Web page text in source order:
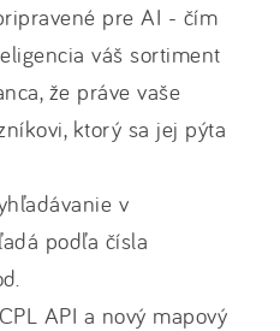
pre AI - čím
váš sortiment
že práve vaše
ktorý sa jej pýta
v
podľa čísla
API a nový mapový